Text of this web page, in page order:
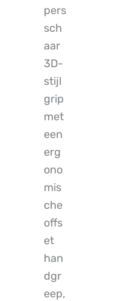
pers
sch
aar
3D-
stijl
grip
met
een
erg
ono
mis
che
offs
et
han
dgr
eep,